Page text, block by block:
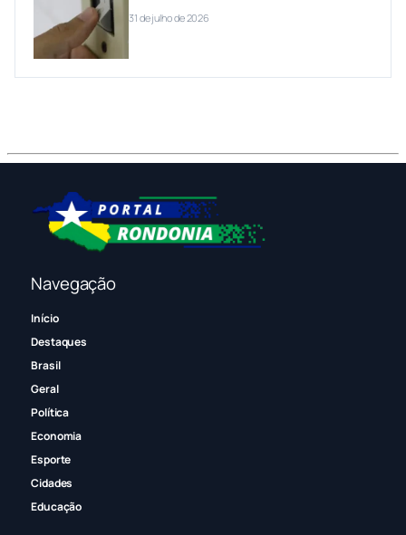
31 de julho de 2026
Navegação
Início
Destaques
Brasil
Geral
Política
Economia
Esporte
Cidades
Educação